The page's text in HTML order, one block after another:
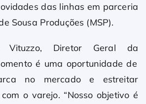
das linhas em parceria
Sousa Produções (MSP).
Vituzzo, Diretor Geral da
é uma oportunidade de
no mercado e estreitar
o varejo. “Nosso objetivo é